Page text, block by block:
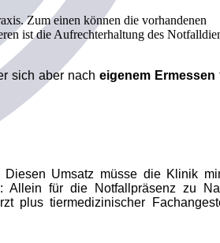
Zum einen können die vorhandenen
ist die Aufrechterhaltung des
sich aber nach eigenem Ermessen
Umsatz müsse die Klinik
Allein für die Notfallpräsenz zu
plus tiermedizinischer